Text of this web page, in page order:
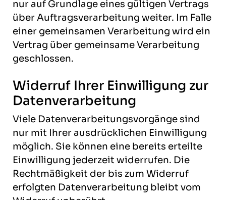
nur auf Grundlage eines gültigen Vertrags
über Auftragsverarbeitung weiter. Im Falle
einer gemeinsamen Verarbeitung wird ein
Vertrag über gemeinsame Verarbeitung
geschlossen.
Widerruf Ihrer Einwilligung zur
Datenverarbeitung
Viele Datenverarbeitungsvorgänge sind
nur mit Ihrer ausdrücklichen Einwilligung
möglich. Sie können eine bereits erteilte
Einwilligung jederzeit widerrufen. Die
Rechtmäßigkeit der bis zum Widerruf
erfolgten Datenverarbeitung bleibt vom